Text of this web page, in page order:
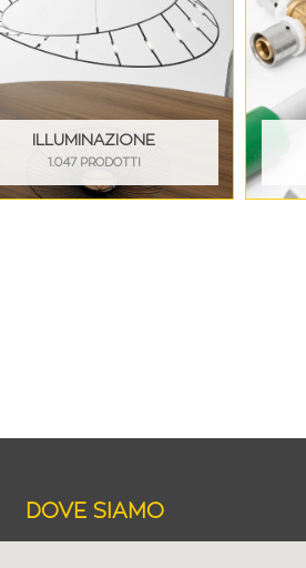
ILLUMINAZIONE
1.047 PRODOTTI
DOVE SIAMO